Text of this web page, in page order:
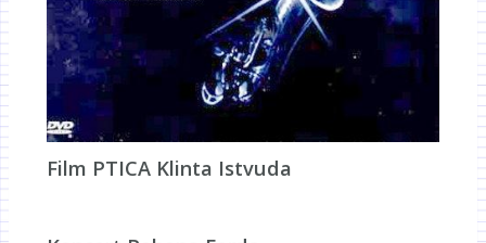
Film PTICA Klinta Istvuda